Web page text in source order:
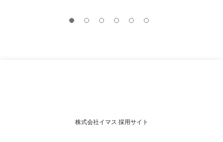
株式会社イマス 採用サイト